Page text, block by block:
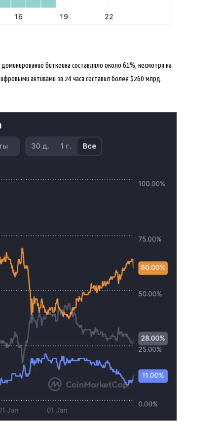
биткоина составляло около 61%, несмотря на
активами за 24 часа составил более $260 млрд.